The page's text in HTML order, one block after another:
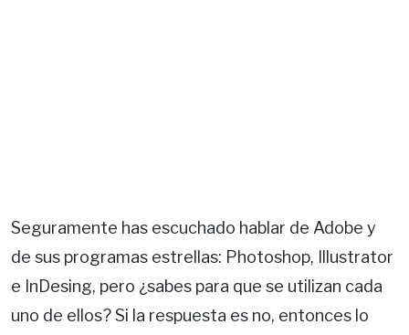
Seguramente has escuchado hablar de Adobe y
de sus programas estrellas: Photoshop, Illustrator
e InDesing, pero ¿sabes para que se utilizan cada
uno de ellos? Si la respuesta es no, entonces lo